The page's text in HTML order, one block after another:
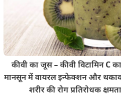
कीवी का जूस – कीवी विटामिन C
मानसून में वायरल इन्फेक्शन और
शरीर की रोग प्रतिरोधक